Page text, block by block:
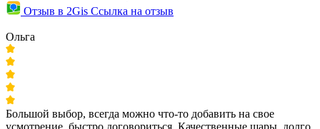
Отзыв в 2Gis Ссылка на отзыв
Ольга
Большой выбор, всегда можно что-то добавить на свое
усмотрение, быстро договориться. Качественные шары, долго